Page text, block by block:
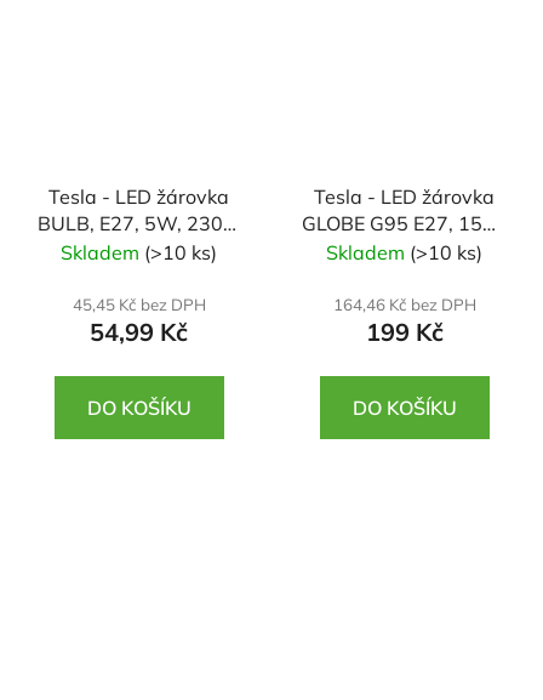
Tesla - LED žárovka
BULB, E27, 5W, 230V,
500lm, 25 000h,
220st
Skladem (>10 ks)
45,45 Kč bez DPH
54,99 Kč
DO KOŠÍKU
Tesla - LED žárovka
GLOBE G95 E27, 15W,
230V, 1521lm, 25 000
270st
Skladem (>10 ks)
164,46 Kč bez DPH
199 Kč
DO KOŠÍKU